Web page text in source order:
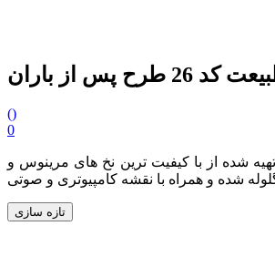
پس از باران
()
0
سانتی متر تهیه شده از با کیفیت ترین نخ های مرینوس و
شده و همراه با نقشه کامپیوتری و صوتی